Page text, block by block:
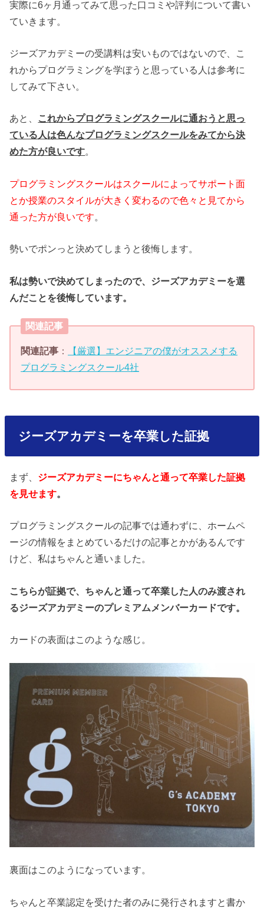
実際に6ヶ月通ってみて思った口コミや評判について書い
ていきます。
ジーズアカデミーの受講料は安いものではないので、こ
れからプログラミングを学ぼうと思っている人は参考に
してみて下さい。
あと、 これからプログラミングスクールに通おうと思っ
ている人は色んなプログラミングスクールをみてから決
めた方が良いです。
プログラミングスクールはスクールによってサポート面
とか授業のスタイルが大きく変わるので色々と見てから
通った方が良いです。
勢いでポンっと決めてしまうと後悔します。
私は勢いで決めてしまったので、ジーズアカデミーを選
んだことを後悔しています。
関連記事
関連記事 ：
【厳選】エンジニアの僕がオススメする
プログラミングスクール4社
ジーズアカデミーを卒業した証拠
まず、 ジーズアカデミーにちゃんと通って卒業した証拠
を見せます。
プログラミングスクールの記事では通わずに、ホームペ
ージの情報をまとめているだけの記事とかがあるんです
けど、私はちゃんと通いました。
こちらが証拠で、ちゃんと通って卒業した人のみ渡され
るジーズアカデミーのプレミアムメンバーカードです。
カードの表面はこのような感じ。
裏面はこのようになっています。
ちゃんと卒業認定を受けた者のみに発行されますと書か